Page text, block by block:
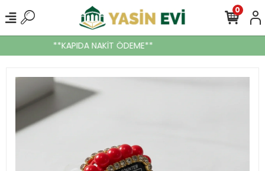
**KAPIDA NAKİT ÖDEME**
0